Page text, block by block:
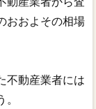
おおよその相場
不動産業者には